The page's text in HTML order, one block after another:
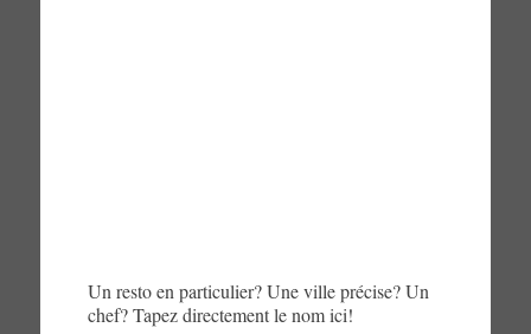
Un resto en particulier? Une ville précise? Un
chef? Tapez directement le nom ici!